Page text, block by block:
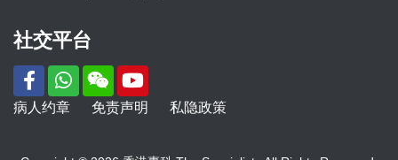
社交平台
病人约章 免责声明 私隐政策